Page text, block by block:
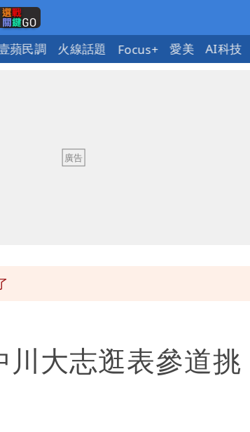
蘋民調 火線話題 Focus+ 愛美 AI科技
大志逛表參道挑